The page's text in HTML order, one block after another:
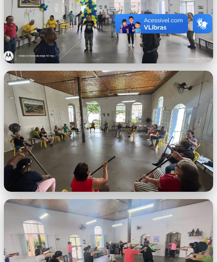
WhatsApp Image 2026-06-25 at
09.59.08.jpeg
WhatsApp Image 2026-06-25 at
09.59.36.jpeg